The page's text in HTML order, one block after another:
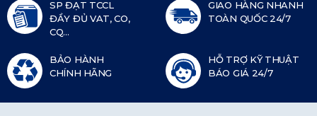
SP ĐẠT TCCL
ĐẦY ĐỦ VAT, CO,
CQ...
GIAO HÀNG NHANH
TOÀN QUỐC 24/7
BẢO HÀNH
CHÍNH HÃNG
HỖ TRỢ KỸ THUẬT
BÁO GIÁ 24/7